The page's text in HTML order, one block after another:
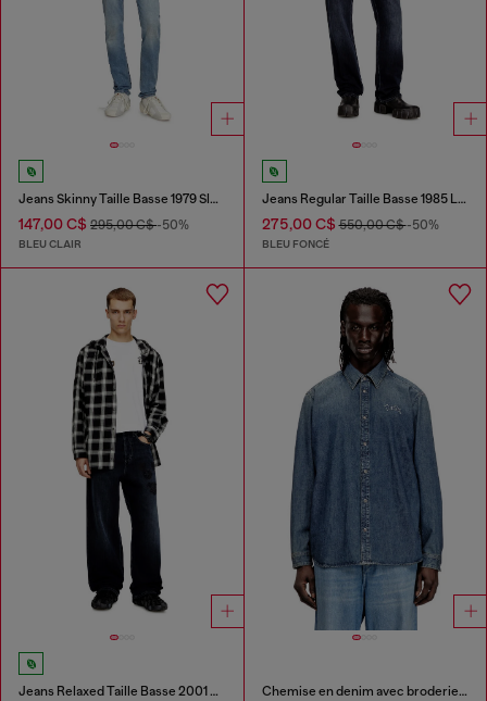
Jeans Skinny Taille Basse 1979 Sleenker
147,00 C$ 295,00 C$-50%
BLEU CLAIR
Jeans Regular Taille Basse 1985 Larkee
275,00 C$550,00 C$-50%
BLEU FONCÉ
Jeans Relaxed Taille Basse 2001 D-Macro Chemise en denim avec broderie au dos